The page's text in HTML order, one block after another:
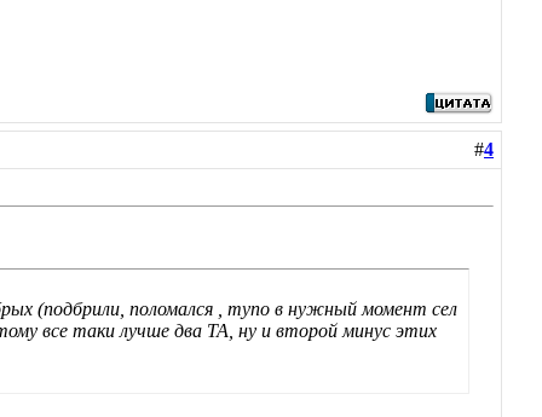
#4
(подбрили, поломался , тупо в нужный момент сел
все таки лучше два ТА, ну и второй минус этих